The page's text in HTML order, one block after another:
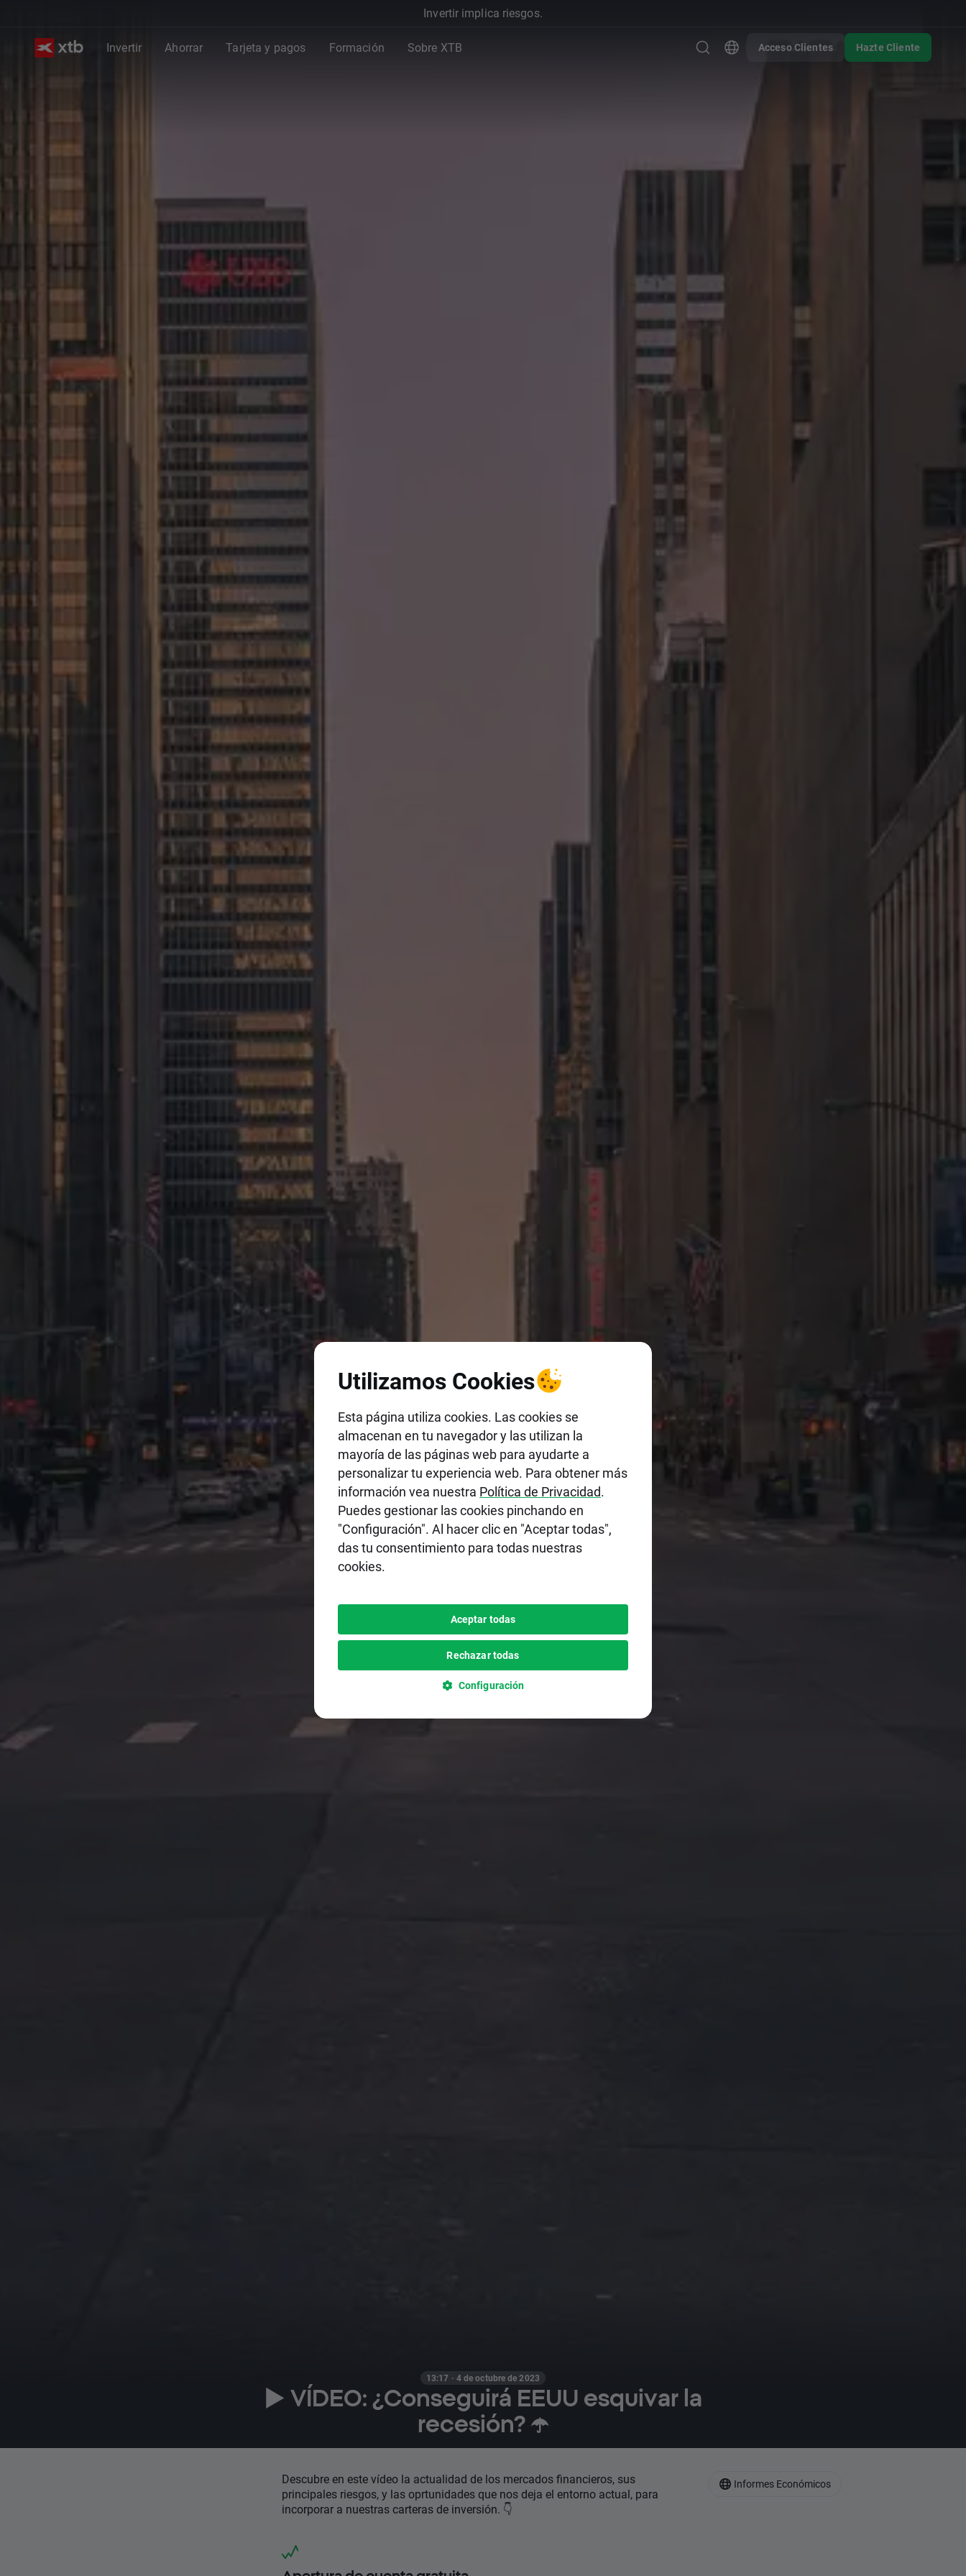
Invertir implica riesgos.
Invertir Ahorrar Tarjeta y pagos Formación Sobre XTB Acceso Clientes Hazte Cliente
13:17 · 4 de octubre de 2023
▶️ VÍDEO: ¿Conseguirá EEUU esquivar la
recesión? ☂️
Descubre en este vídeo la actualidad de los mercados financieros, sus
principales riesgos, y las oprtunidades que nos deja el entorno actual, para
incorporar a nuestras carteras de inversión. 👇
Informes Económicos
Utilizamos Cookies
Esta página utiliza cookies. Las cookies se
almacenan en tu navegador y las utilizan la
mayoría de las páginas web para ayudarte a
personalizar tu experiencia web. Para obtener más
información vea nuestra Política de Privacidad.
Puedes gestionar las cookies pinchando en
"Configuración". Al hacer clic en "Aceptar todas",
das tu consentimiento para todas nuestras
cookies.
Aceptar todas
Rechazar todas
Configuración